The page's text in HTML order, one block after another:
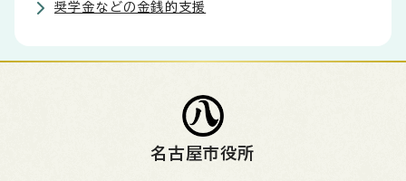
奨学金などの金銭的支援
名古屋市役所